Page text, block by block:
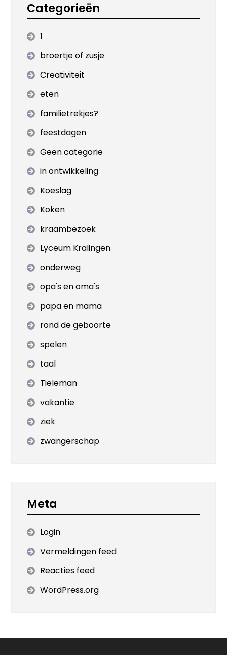
Categorieën
1
broertje of zusje
Creativiteit
eten
familietrekjes?
feestdagen
Geen categorie
in ontwikkeling
Koeslag
Koken
kraambezoek
Lyceum Kralingen
onderweg
opa's en oma's
papa en mama
rond de geboorte
spelen
taal
Tieleman
vakantie
ziek
zwangerschap
Meta
Login
Vermeldingen feed
Reacties feed
WordPress.org